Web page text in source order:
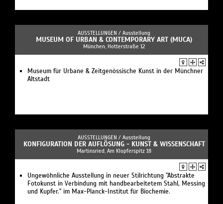
AUSSTELLUNGEN / Ausstellung
MUSEUM OF URBAN & CONTEMPORARY ART (MUCA)
München, Hotterstraße 12
Museum für Urbane & Zeitgenössische Kunst in der Münchner
Altstadt
AUSSTELLUNGEN / Ausstellung
KONFIGURATION DER AUFLÖSUNG - KUNST & WISSENSCHAFT
Martinsried, Am Klopferspitz 18
Ungewöhnliche Ausstellung in neuer Stilrichtung "Abstrakte
Fotokunst in Verbindung mit handbearbeitetem Stahl, Messing
und Kupfer." im Max-Planck-Institut für Biochemie.